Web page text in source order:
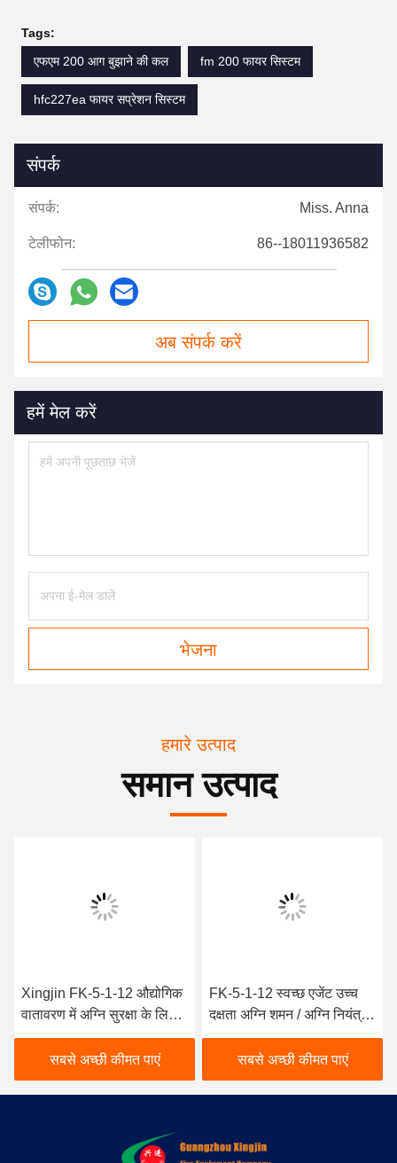
Tags:
एफएम 200 आग बुझाने की कल
fm 200 फायर सिस्टम
hfc227ea फायर सप्रेशन सिस्टम
संपर्क
संपर्क: Miss. Anna
टेलीफोन: 86--18011936582
अब संपर्क करें
हमें मेल करें
भेजना
हमारे उत्पाद
समान उत्पाद
Xingjin FK-5-1-12 औद्योगिक
वातावरण में अग्नि सुरक्षा के लिए
आवश्यक स्वच्छ एजेंट
सबसे अच्छी कीमत पाएं
FK-5-1-12 स्वच्छ एजेंट उच्च
दक्षता अग्नि शमन / अग्नि नियंत्रण
सुरक्षा और विश्वसनीयता
सबसे अच्छी कीमत पाएं